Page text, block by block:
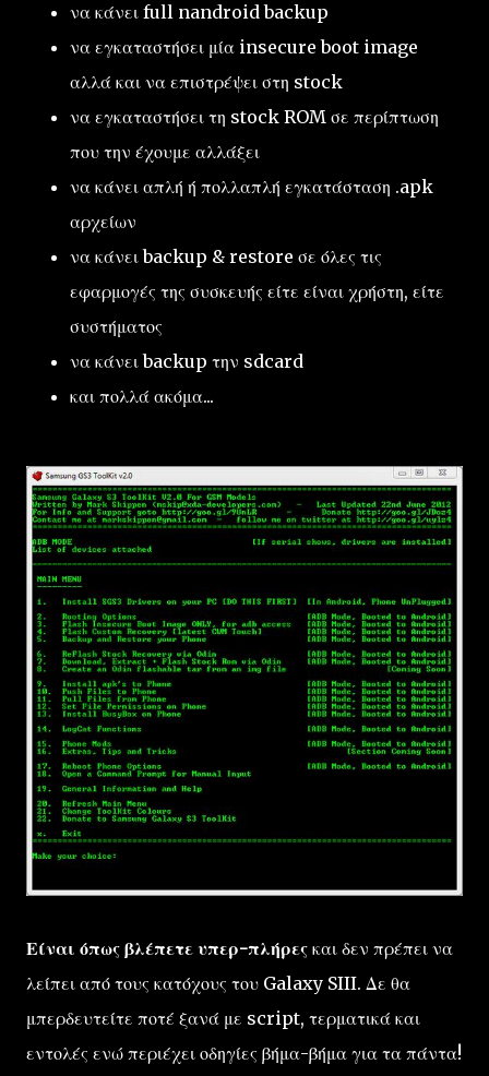
να κάνει full nandroid backup
να εγκαταστήσει μία insecure boot image
αλλά και να επιστρέψει στη stock
να εγκαταστήσει τη stock ROM σε περίπτωση
που την έχουμε αλλάξει
να κάνει απλή ή πολλαπλή εγκατάσταση .apk
αρχείων
να κάνει backup & restore σε όλες τις
εφαρμογές της συσκευής είτε είναι χρήστη, είτε
συστήματος
να κάνει backup την sdcard
και πολλά ακόμα...
Είναι όπως βλέπετε υπερ-πλήρες και δεν πρέπει να
λείπει από τους κατόχους του Galaxy SIII. Δε θα
μπερδευτείτε ποτέ ξανά με script, τερματικά και
εντολές ενώ περιέχει οδηγίες βήμα-βήμα για τα πάντα!